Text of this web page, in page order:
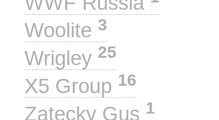
Woolite 3
Wrigley 25
X5 Group 16
Zatecky Gus 1